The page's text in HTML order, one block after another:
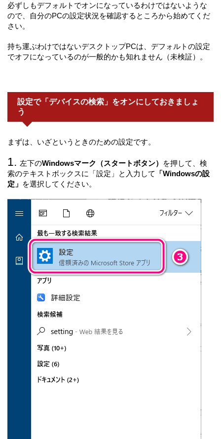
必ずしもデフォルトでオンになっているわけではないような
ので、自分のPCの設定状況を確認するところから始めてくだ
さい。
持ち運ぶわけではないデスクトップPCは、デフォルトの設定
でオフになっているのが一般的かも知れません（未検証）。
設定で「デバイスの検索」をオンにしておきましょ
う
まずは、いざというときのための設定です。
左下のWindowsマーク（スタートボタン）
を押して、検
索のテキストボックスに「設定」と入力して
「Windowsの設
定」 を選択してください。